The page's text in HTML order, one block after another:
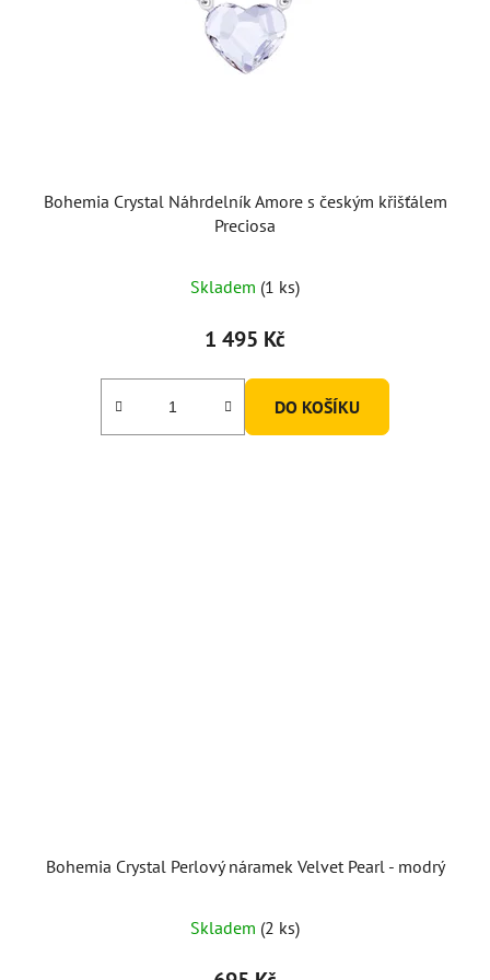
Bohemia Crystal Náhrdelník Amore s českým křišťálem
Preciosa
Skladem (1 ks)
1 495 Kč
DO KOŠÍKU
Bohemia Crystal Perlový náramek Velvet Pearl - modrý
Skladem (2 ks)